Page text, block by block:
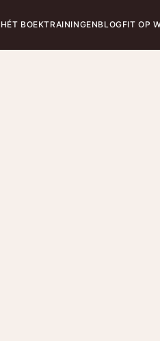
HÉT BOEKTRAININGENBLOGFIT OP